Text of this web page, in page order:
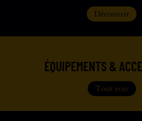
Découvrir
ÉQUIPEMENTS &
Tout voir